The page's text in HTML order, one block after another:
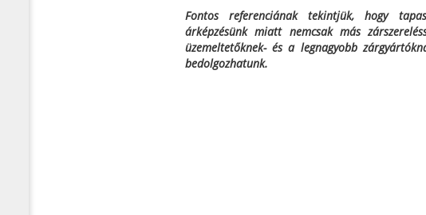
Fontos referenciának tekintjük, hogy
árképzésünk miatt nemcsak más
üzemeltetőknek- és a legnagyobb
bedolgozhatunk.